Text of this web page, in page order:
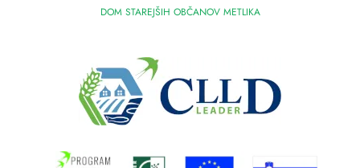
DOM STAREJŠIH OBČANOV METLIKA